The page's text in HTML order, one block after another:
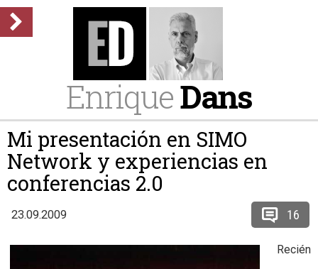
EnriqueDans
Mi presentación en SIMO
Network y experiencias en
conferencias 2.0
23.09.2009 16
Recién